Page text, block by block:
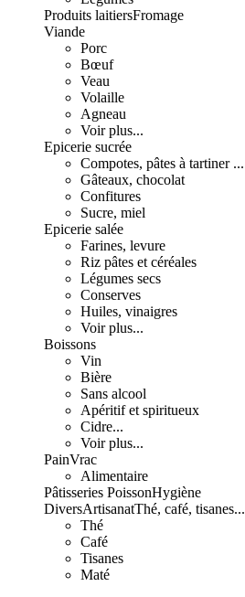
Produits laitiersFromage
Viande
Porc
Bœuf
Veau
Volaille
Agneau
Voir plus...
Epicerie sucrée
Compotes, pâtes à tartiner ...
Gâteaux, chocolat
Confitures
Sucre, miel
Epicerie salée
Farines, levure
Riz pâtes et céréales
Légumes secs
Conserves
Huiles, vinaigres
Voir plus...
Boissons
Vin
Bière
Sans alcool
Apéritif et spiritueux
Cidre...
Voir plus...
PainVrac
Alimentaire
Pâtisseries PoissonHygiène
DiversArtisanatThé, café, tisanes...
Thé
Café
Tisanes
Maté